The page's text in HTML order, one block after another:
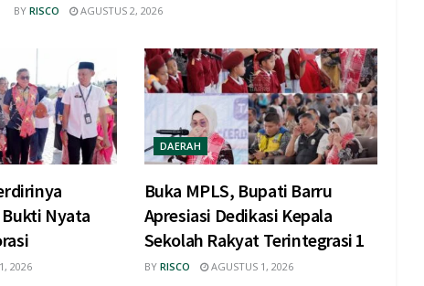
BY RISCO AGUSTUS 2, 2026
Nyata
2026
DAERAH
Buka MPLS, Bupati Barru
Apresiasi Dedikasi Kepala
Sekolah Rakyat Terintegrasi 1
BY RISCO AGUSTUS 1, 2026